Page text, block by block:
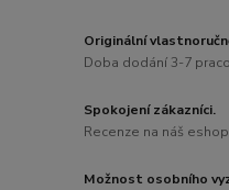
Originální
Doba dodání 3-7
Spokojení zákazníci.
Recenze na náš eshop
Možnost osobního